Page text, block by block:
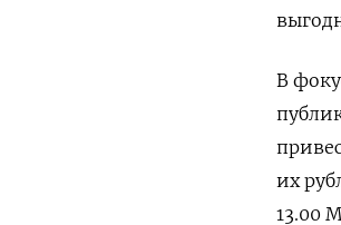
В
их
13.00